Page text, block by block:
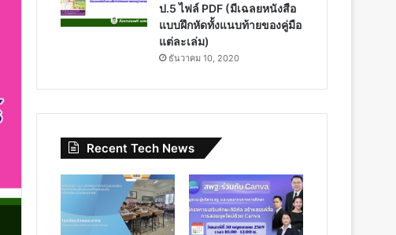
ป.5 ไฟล์ PDF (มีเฉลยหนังสือ
แบบฝึกหัดทั้งแนบท้ายของคู่มือ
แต่ละเล่ม)
ธันวาคม 10, 2020
Recent Tech News